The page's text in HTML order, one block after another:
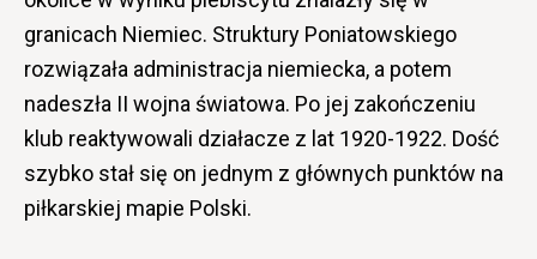
granicach Niemiec. Struktury Poniatowskiego
rozwiązała administracja niemiecka, a potem
nadeszła II wojna światowa. Po jej zakończeniu
klub reaktywowali działacze z lat 1920-1922. Dość
szybko stał się on jednym z głównych punktów na
piłkarskiej mapie Polski.